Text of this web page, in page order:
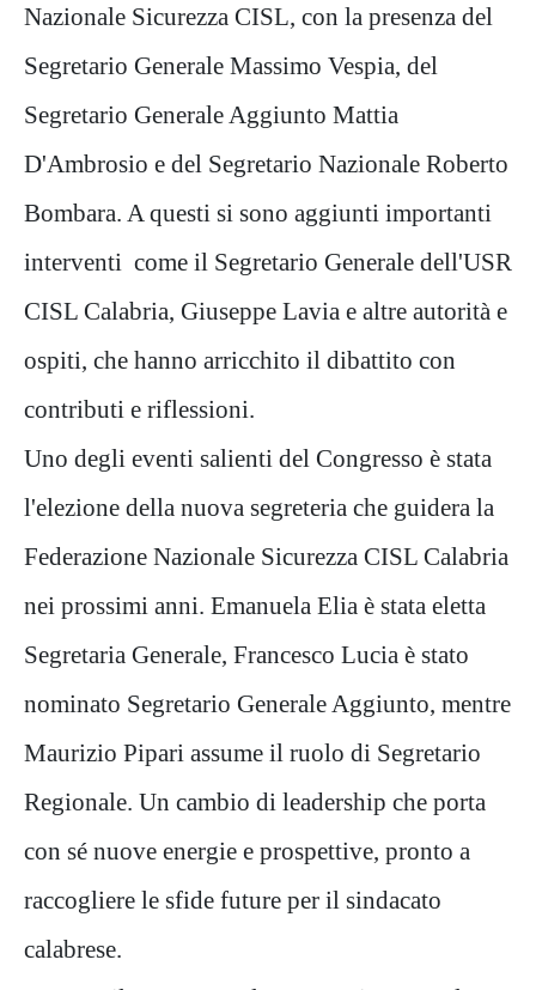
Nazionale Sicurezza CISL, con la presenza del
Segretario Generale Massimo Vespia, del
Segretario Generale Aggiunto Mattia
D'Ambrosio e del Segretario Nazionale Roberto
Bombara. A questi si sono aggiunti importanti
interventi come il Segretario Generale dell'USR
CISL Calabria, Giuseppe Lavia e altre autorità e
ospiti, che hanno arricchito il dibattito con
contributi e riflessioni.
Uno degli eventi salienti del Congresso è stata
l'elezione della nuova segreteria che guidera la
Federazione Nazionale Sicurezza CISL Calabria
nei prossimi anni. Emanuela Elia è stata eletta
Segretaria Generale, Francesco Lucia è stato
nominato Segretario Generale Aggiunto, mentre
Maurizio Pipari assume il ruolo di Segretario
Regionale. Un cambio di leadership che porta
con sé nuove energie e prospettive, pronto a
raccogliere le sfide future per il sindacato
calabrese.